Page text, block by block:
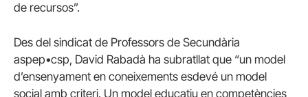
de recursos”.
Des del sindicat de Professors de Secundària
aspep•csp, David Rabadà ha subratllat que “un model
d’ensenyament en coneixements esdevé un model
social amb criteri. Un model educatiu en competències